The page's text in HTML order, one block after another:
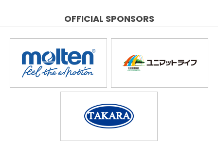
OFFICIAL SPONSORS